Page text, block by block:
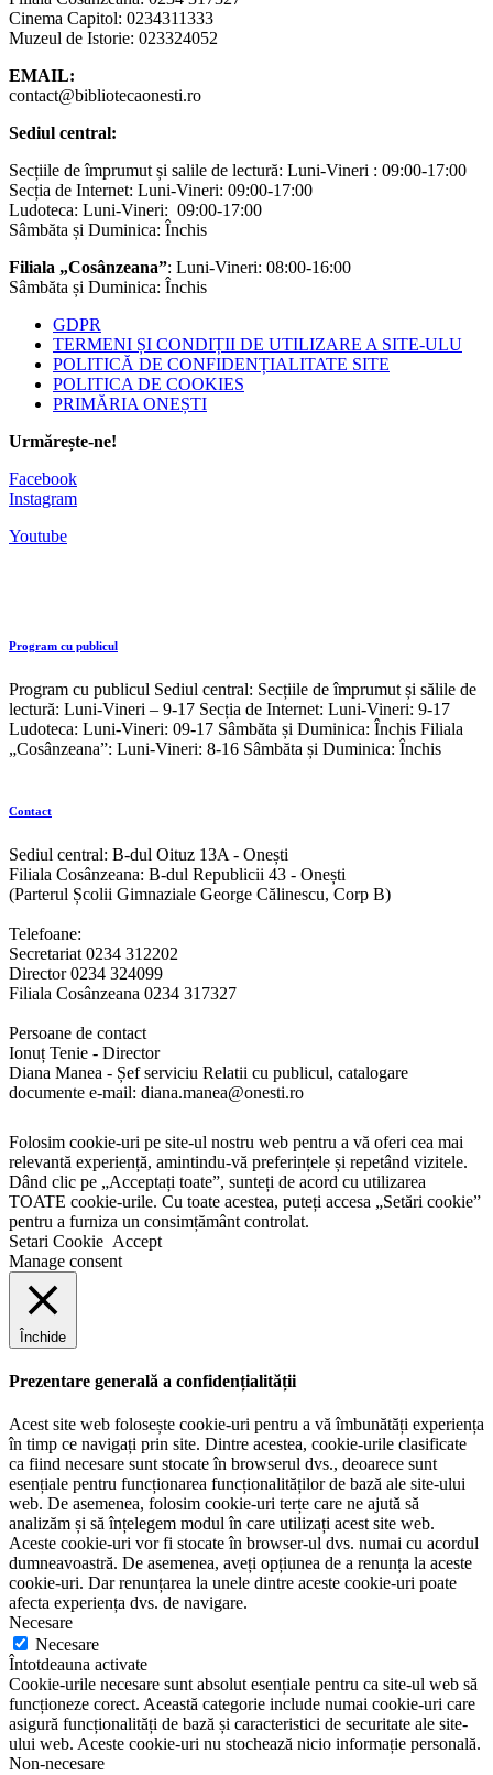
Cinema Capitol: 0234311333
Muzeul de Istorie: 023324052
EMAIL:
contact@bibliotecaonesti.ro
Sediul central:
Secțiile de împrumut și salile de lectură: Luni-Vineri : 09:00-17:00
Secția de Internet: Luni-Vineri: 09:00-17:00
Ludoteca: Luni-Vineri: 09:00-17:00
Sâmbăta și Duminica: Închis
Filiala „Cosânzeana”: Luni-Vineri: 08:00-16:00
Sâmbăta și Duminica: Închis
GDPR
TERMENI ȘI CONDIȚII DE UTILIZARE A SITE-ULU
POLITICĂ DE CONFIDENȚIALITATE SITE
POLITICA DE COOKIES
PRIMĂRIA ONEȘTI
Urmărește-ne!
Facebook
Instagram
Youtube
Program cu publicul
Program cu publicul Sediul central: Secțiile de împrumut și sălile de
lectură: Luni-Vineri – 9-17 Secția de Internet: Luni-Vineri: 9-17
Ludoteca: Luni-Vineri: 09-17 Sâmbăta și Duminica: Închis Filiala
„Cosânzeana”: Luni-Vineri: 8-16 Sâmbăta și Duminica: Închis
Contact
Sediul central: B-dul Oituz 13A - Onești
Filiala Cosânzeana: B-dul Republicii 43 - Onești
(Parterul Școlii Gimnaziale George Călinescu, Corp B)
Telefoane:
Secretariat 0234 312202
Director 0234 324099
Filiala Cosânzeana 0234 317327
Persoane de contact
Ionuț Tenie - Director
Diana Manea - Șef serviciu Relatii cu publicul, catalogare
documente e-mail: diana.manea@onesti.ro
Folosim cookie-uri pe site-ul nostru web pentru a vă oferi cea mai
relevantă experiență, amintindu-vă preferințele și repetând vizitele.
Dând clic pe „Acceptați toate”, sunteți de acord cu utilizarea
TOATE cookie-urile. Cu toate acestea, puteți accesa „Setări cookie”
pentru a furniza un consimțământ controlat.
Setari Cookie Accept
Manage consent
Închide
Prezentare generală a confidențialității
Acest site web folosește cookie-uri pentru a vă îmbunătăți experiența
în timp ce navigați prin site. Dintre acestea, cookie-urile clasificate
ca fiind necesare sunt stocate în browserul dvs., deoarece sunt
esențiale pentru funcționarea funcționalităților de bază ale site-ului
web. De asemenea, folosim cookie-uri terțe care ne ajută să
analizăm și să înțelegem modul în care utilizați acest site web.
Aceste cookie-uri vor fi stocate în browser-ul dvs. numai cu acordul
dumneavoastră. De asemenea, aveți opțiunea de a renunța la aceste
cookie-uri. Dar renunțarea la unele dintre aceste cookie-uri poate
afecta experiența dvs. de navigare.
Necesare
Necesare
Întotdeauna activate
Cookie-urile necesare sunt absolut esențiale pentru ca site-ul web să
funcționeze corect. Această categorie include numai cookie-uri care
asigură funcționalități de bază și caracteristici de securitate ale site-
ului web. Aceste cookie-uri nu stochează nicio informație personală.
Non-necesare